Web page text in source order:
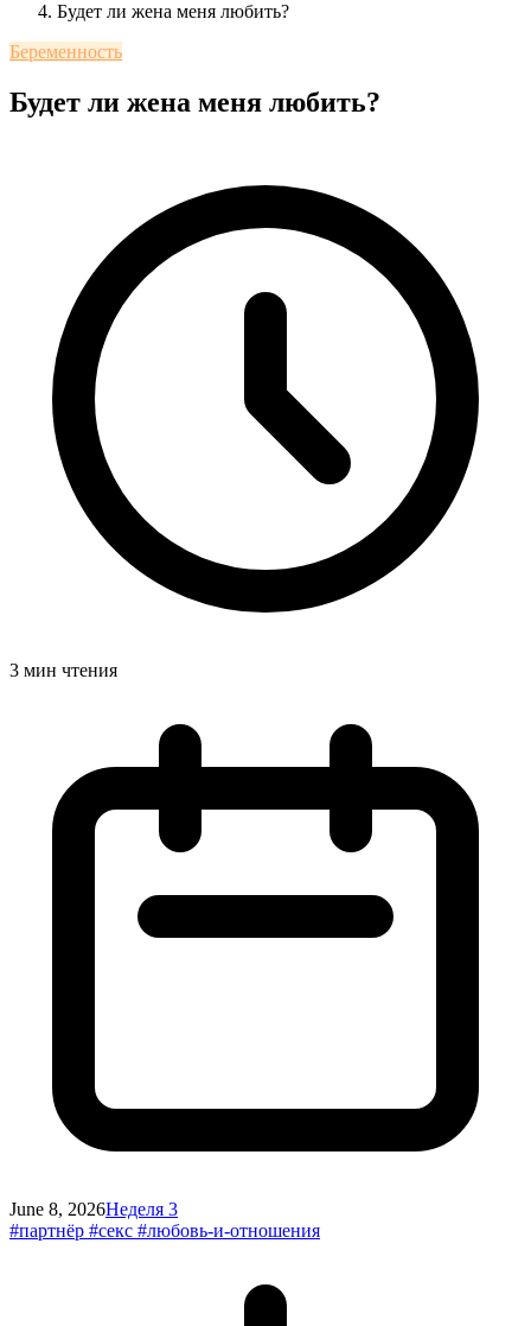
Будет ли жена меня любить?
Беременность
Будет ли жена меня любить?
3 мин чтения
June 8, 2026Неделя 3
#партнёр #секс #любовь-и-отношения